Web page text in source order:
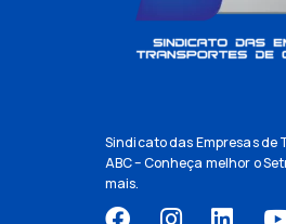
Sindicato das Empresas de
ABC – Conheça melhor o
mais.